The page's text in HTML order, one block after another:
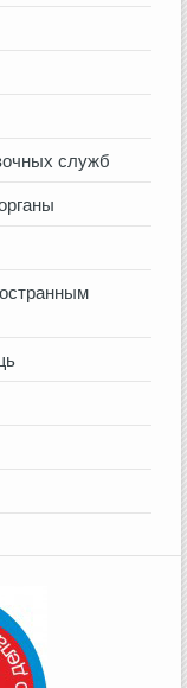
служб